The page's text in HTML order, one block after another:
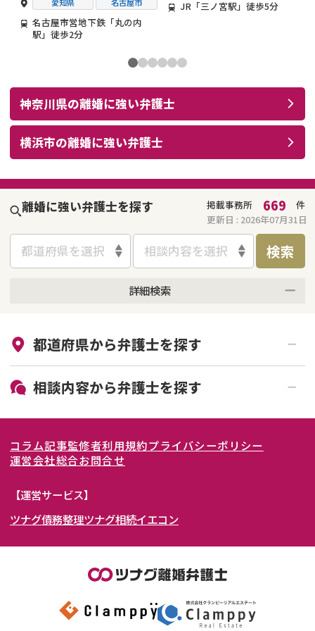
名古屋市営地下鉄「丸の内
駅」徒歩2分
JR「三ノ宮駅」徒歩5分
神奈川県の離婚に強い弁護士
横浜市の離婚に強い弁護士
離婚に強い弁護士を探す 掲載事務所 669
件
更新日 : 2026年07月31日
都道府県を選択 相談内容を選択 検索
詳細検索
初回相談無料
土日祝の相談可能
都道府県から弁護士を探す
北海道・東北
北海道 青森県
岩手県 宮城県
秋田県
福島県
関東
東京都 神奈川県
埼玉県
茨城県 群馬県
東海
愛知県
岐阜県 山梨県
関西
大阪府 京都府
奈良県
和歌山県
北陸・甲信越
石川県
富山県
岡山県
九州・沖縄
相談内容から弁護士を探す
離婚裁判
親権・面会交流権
不貞・不倫慰謝料請求
養育費問題
財産分与
コラム記事監修者利用規約プライバシーポリシー
運営会社総合お問合せ
【運営サービス】
ツナグ債務整理ツナグ相続イエコン